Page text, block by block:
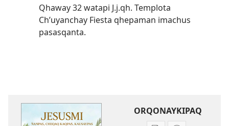
Qhaway 32 watapi J.j.qh. Templota
Ch’uyanchay Fiesta qhepaman imachus
pasasqanta.
ORQONAYKIPAQ